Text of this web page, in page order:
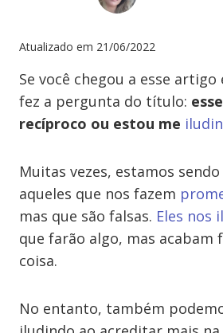
Atualizado em 21/06/2022
Se você chegou a esse
fez a pergunta do título:
recíproco ou estou me
Muitas vezes, estamos
aqueles que nos fazem
mas que são falsas. Eles nos
que farão algo, mas acabam
coisa.
No entanto, também